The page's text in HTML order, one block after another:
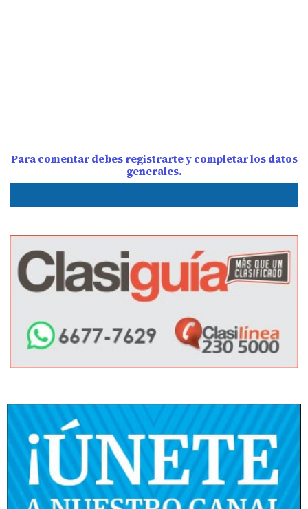
Para comentar debes registrarte y completar los datos
generales.